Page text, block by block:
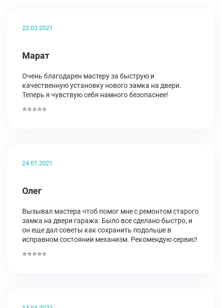
22.03.2021
Марат
Очень благодарен мастеру за быструю и
качественную установку нового замка на двери.
Теперь я чувствую себя намного безопаснее!
⭐⭐⭐⭐⭐
24.01.2021
Олег
Вызывал мастера чтоб помог мне с ремонтом старого
замка на двери гаража. Было все сделано быстро, и
он еще дал советы как сохранить подольше в
исправном состоянии механизм. Рекомендую сервис!
⭐⭐⭐⭐⭐